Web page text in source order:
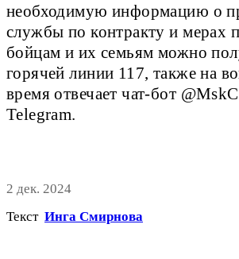
необходимую информацию о
службы по контракту и мерах
бойцам и их семьям можно
горячей линии 117, также на
время отвечает чат-бот
Telegram.
2 дек. 2024
Текст Инга Смирнова